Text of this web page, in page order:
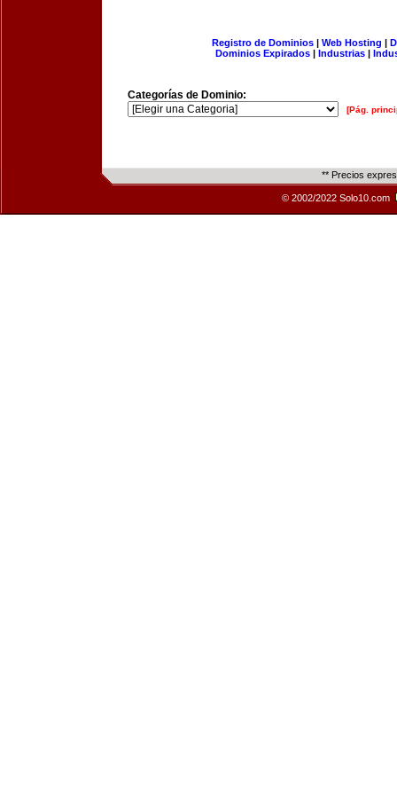
Registro de Dominios| Web Hosting |
Dominios Expirados | Industrias |
Categorías de Dominio:
[Pág.
** Precios
© 2002/2022 Solo10.com